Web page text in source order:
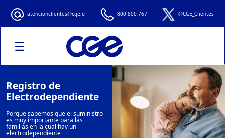
Electrodependientes
atencionclientes@cge.cl 800 800 767 @CGE_Clientes
Registro de
Electrodependiente
Porque sabemos que el suministro
es muy importante para las
familias en la cual hay un
electrodependiente